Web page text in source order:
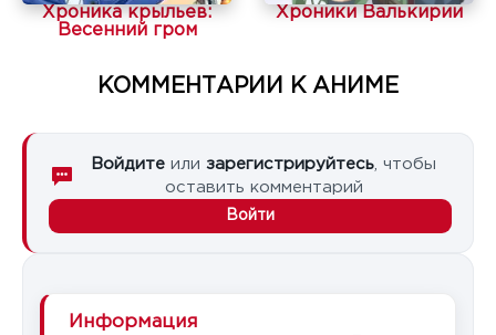
Хроника крыльев:
Весенний гром
Хроники Валькирии
КОММЕНТАРИИ К АНИМЕ
Войдите или зарегистрируйтесь , чтобы
оставить комментарий
Войти
Информация